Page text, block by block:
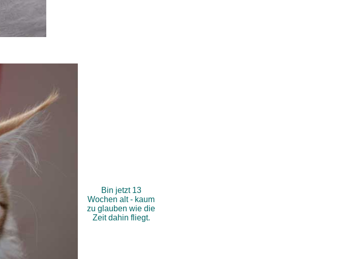
Bin jetzt 13
Wochen alt - kaum
zu glauben wie die
Zeit dahin fliegt.